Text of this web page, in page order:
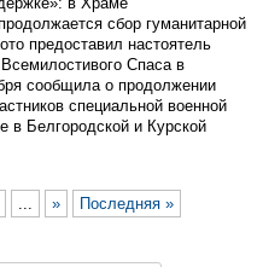
сбор гуманитарной
предоставил настоятель
Спаса в
сообщила о продолжении
специальной военной
в Белгородской и Курской
» Последняя »